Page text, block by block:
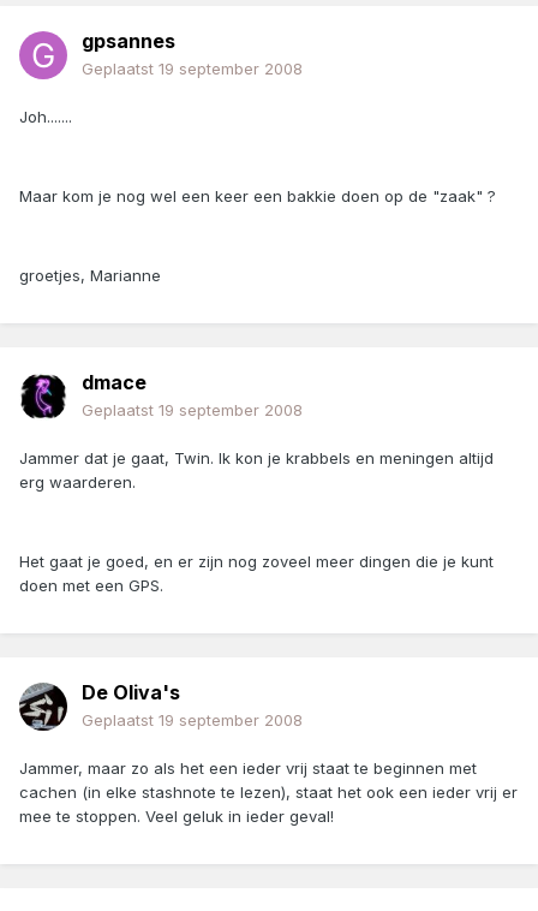
gpsannes
Geplaatst 19 september 2008
Joh.......
Maar kom je nog wel een keer een bakkie doen op de "zaak" ?
groetjes, Marianne
dmace
Geplaatst 19 september 2008
Jammer dat je gaat, Twin. Ik kon je krabbels en meningen altijd
erg waarderen.
Het gaat je goed, en er zijn nog zoveel meer dingen die je kunt
doen met een GPS.
De Oliva's
Geplaatst 19 september 2008
Jammer, maar zo als het een ieder vrij staat te beginnen met
cachen (in elke stashnote te lezen), staat het ook een ieder vrij er
mee te stoppen. Veel geluk in ieder geval!